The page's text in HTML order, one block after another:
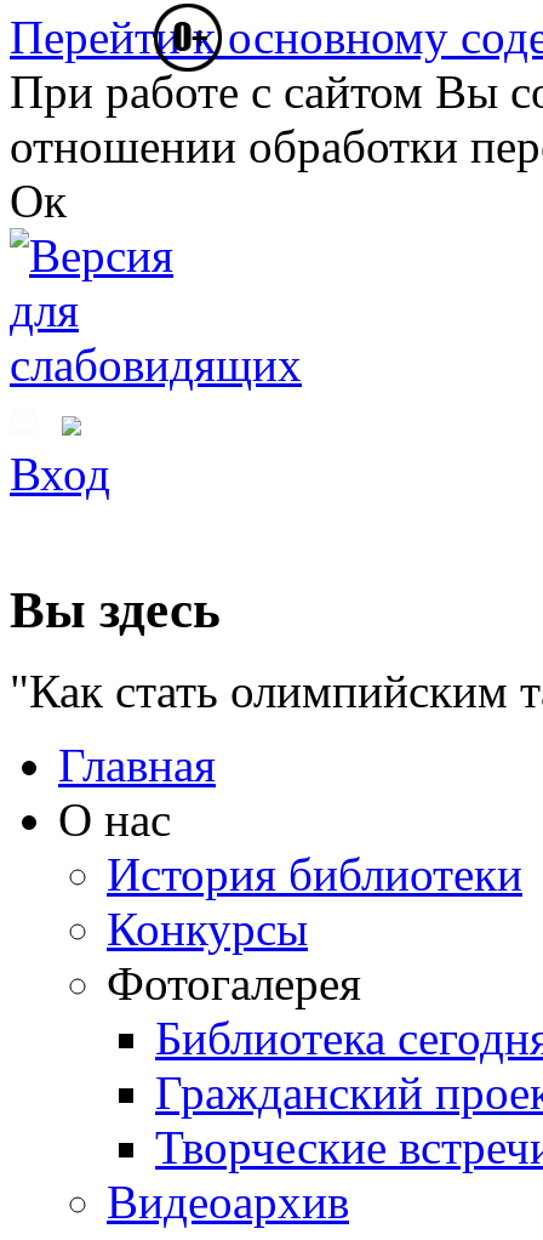
Перейти к основному
При работе с сайтом Вы
отношении обработки
Ок
Вход
Вы здесь
"Как стать олимпийским
Главная
О нас
История библиотеки
Конкурсы
Фотогалерея
Библиотека
Гражданский
Творческие
Видеоархив